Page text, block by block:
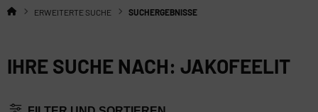
ERWEITERTE SUCHE SUCHERGEBNISSE
IHRE SUCHE NACH: JAKOFEELIT